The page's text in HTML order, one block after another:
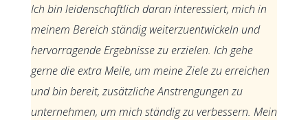
Ich bin leidenschaftlich daran interessiert, mich in
meinem Bereich ständig weiterzuentwickeln und
hervorragende Ergebnisse zu erzielen. Ich gehe
gerne die extra Meile, um meine Ziele zu erreichen
und bin bereit, zusätzliche Anstrengungen zu
unternehmen, um mich ständig zu verbessern. Mein